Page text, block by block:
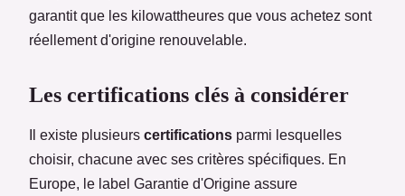
garantit que les kilowattheures que vous achetez sont
réellement d'origine renouvelable.
Les certifications clés à considérer
Il existe plusieurs certifications parmi lesquelles
choisir, chacune avec ses critères spécifiques. En
Europe, le label Garantie d'Origine assure